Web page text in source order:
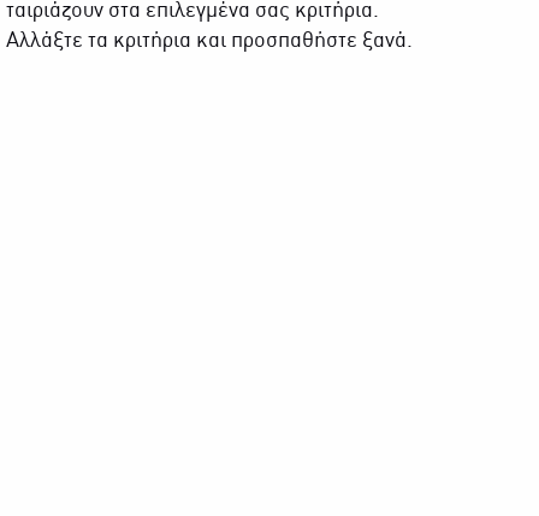
ταιριάζουν στα επιλεγμένα σας κριτήρια.
Αλλάξτε τα κριτήρια και προσπαθήστε ξανά.